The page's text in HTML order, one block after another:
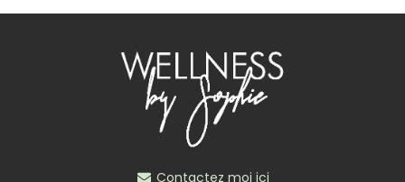
Contactez moi ici